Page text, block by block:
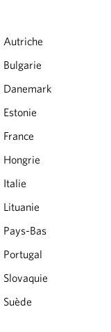
Autriche
Bulgarie
Danemark
Estonie
France
Hongrie
Italie
Lituanie
Pays-Bas
Portugal
Slovaquie
Suède
dans les
avec un